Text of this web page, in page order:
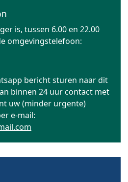
is, tussen 6.00 en 22.00
omgevingstelefoon:
bericht sturen naar dit
binnen 24 uur contact met
uw (minder urgente)
e-mail: